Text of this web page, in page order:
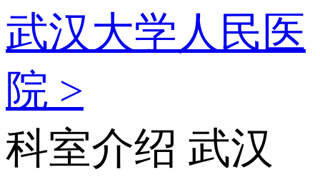
武汉大学人民医
院 >
科室介绍 武汉